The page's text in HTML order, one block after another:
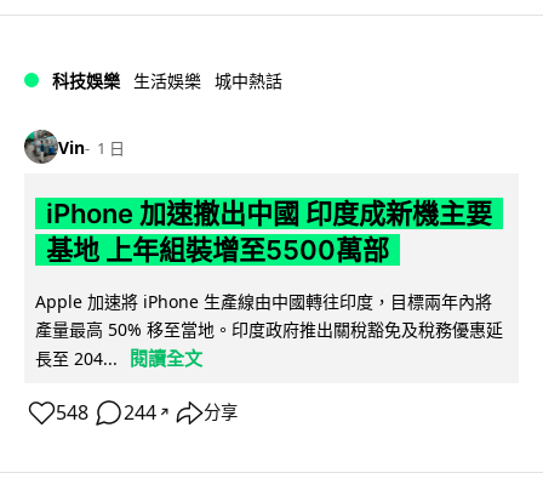
科技娛樂 生活娛樂 城中熱話
Vin 1 日
iPhone 加速撤出中國 印度成新機主要
基地 上年組裝增至5500萬部
Apple 加速將 iPhone 生產線由中國轉往印度，目標兩年內將
產量最高 50% 移至當地。印度政府推出關稅豁免及稅務優惠延
長至 204...
閱讀全文
548 244 ↗ 分享